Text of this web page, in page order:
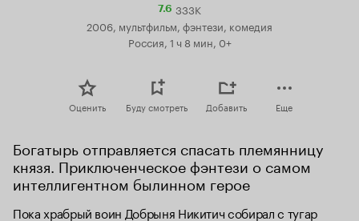
7.6Рейтинг
Кинопоиска
7.6
333K
2006, мультфильм, фэнтези, комедия
Россия, 1 ч 8 мин, 0+
Оценить Буду смотреть Добавить Еще
Богатырь отправляется спасать племянницу
князя. Приключенческое фэнтези о самом
интеллигентном былинном герое
Пока храбрый воин Добрыня Никитич собирал с тугар